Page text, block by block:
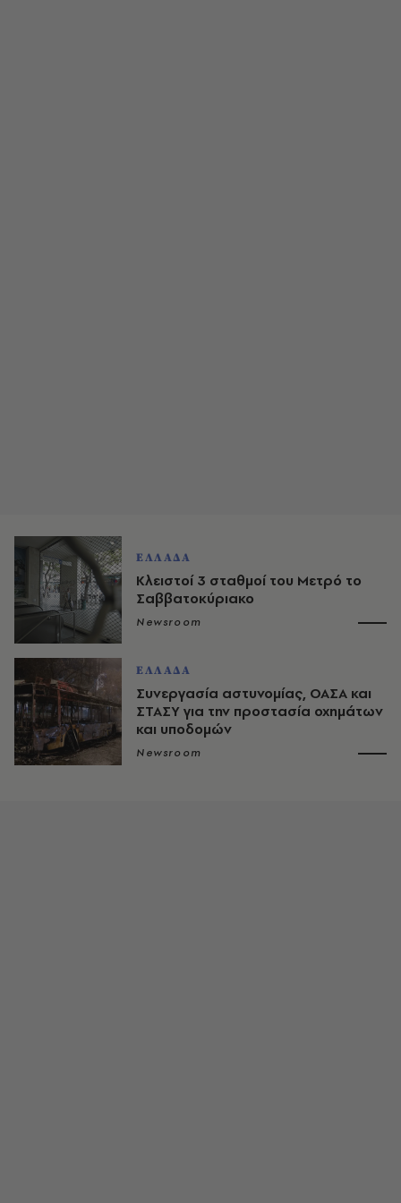
ΕΛΛΑΔΑ
Κλειστοί 3 σταθμοί του Μετρό το
Σαββατοκύριακο
Newsroom
ΕΛΛΑΔΑ
Συνεργασία αστυνομίας, ΟΑΣΑ και
ΣΤΑΣΥ για την προστασία οχημάτων
και υποδομών
Newsroom